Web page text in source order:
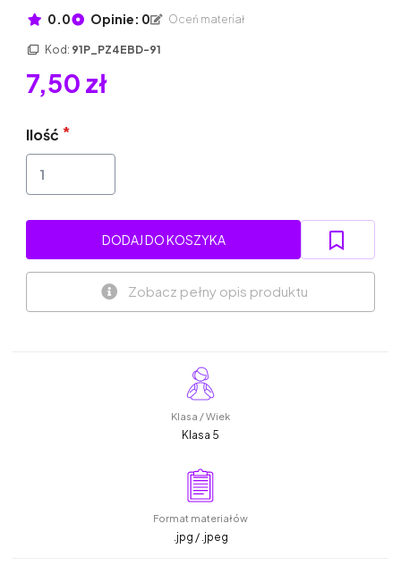
0.0 Opinie: 0 Oceń materiał
Kod: 91P_PZ4EBD-91
7,50 zł
Ilość
DODAJ DO KOSZYKA
Zobacz pełny opis produktu
Klasa / Wiek
Klasa 5
Format materiałów
.jpg / .jpeg